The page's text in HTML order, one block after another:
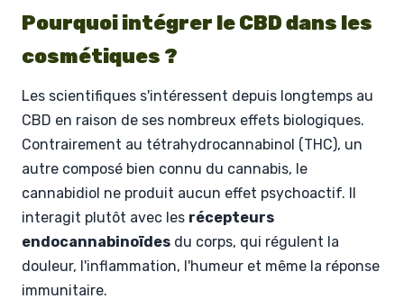
Pourquoi intégrer le CBD dans les
cosmétiques ?
Les scientifiques s'intéressent depuis longtemps au
CBD en raison de ses nombreux effets biologiques.
Contrairement au tétrahydrocannabinol (THC), un
autre composé bien connu du cannabis, le
cannabidiol ne produit aucun effet psychoactif. Il
interagit plutôt avec les récepteurs
endocannabinoïdes du corps, qui régulent la
douleur, l'inflammation, l'humeur et même la réponse
immunitaire.